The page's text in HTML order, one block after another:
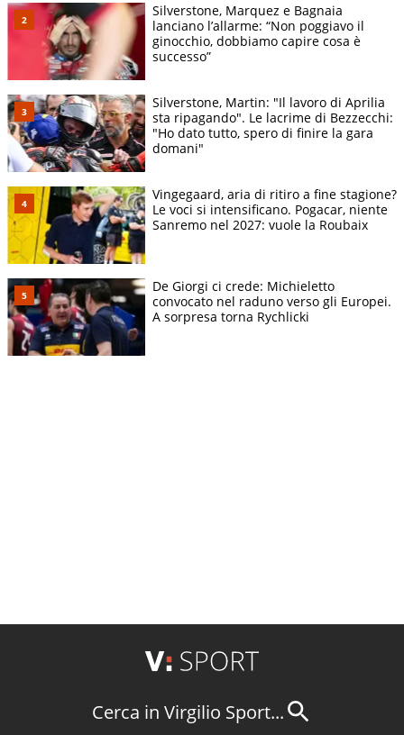
Silverstone, Marquez e Bagnaia
lanciano l’allarme: “Non poggiavo il
ginocchio, dobbiamo capire cosa è
successo”
Silverstone, Martin: "Il lavoro di Aprilia
sta ripagando". Le lacrime di Bezzecchi:
"Ho dato tutto, spero di finire la gara
domani"
Vingegaard, aria di ritiro a fine stagione?
Le voci si intensificano. Pogacar, niente
Sanremo nel 2027: vuole la Roubaix
De Giorgi ci crede: Michieletto
convocato nel raduno verso gli Europei.
A sorpresa torna Rychlicki
Cerca in Virgilio Sport...